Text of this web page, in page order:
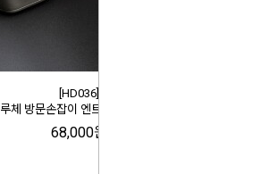
[HD036]
루체 방문손잡이 엔트런스 라운드
68,000원